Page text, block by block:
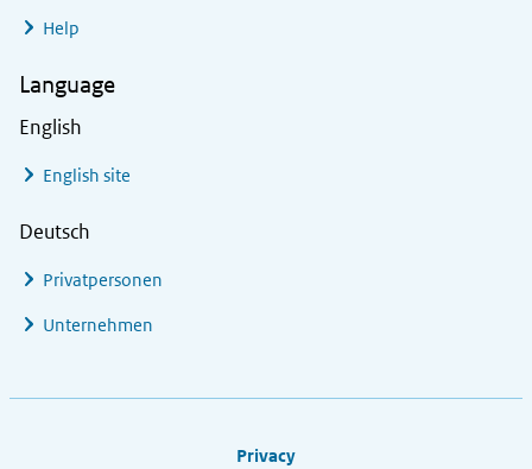
Help
Language
English
English site
Deutsch
Privatpersonen
Unternehmen
Privacy